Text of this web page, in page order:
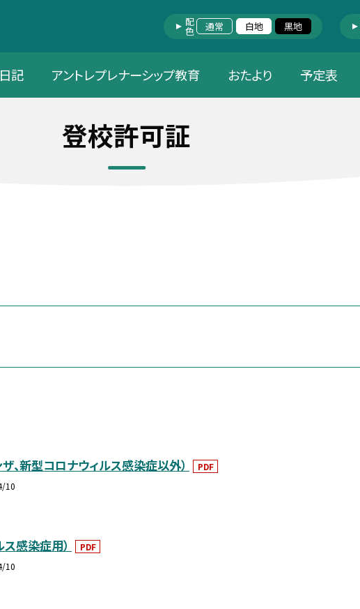
配色 通常 白地 黒地
記 アントレプレナーシップ教育 おたより 予定表
登校許可証
、新型コロナウィルス感染症以外）
PDF
10
感染症用）
PDF
10